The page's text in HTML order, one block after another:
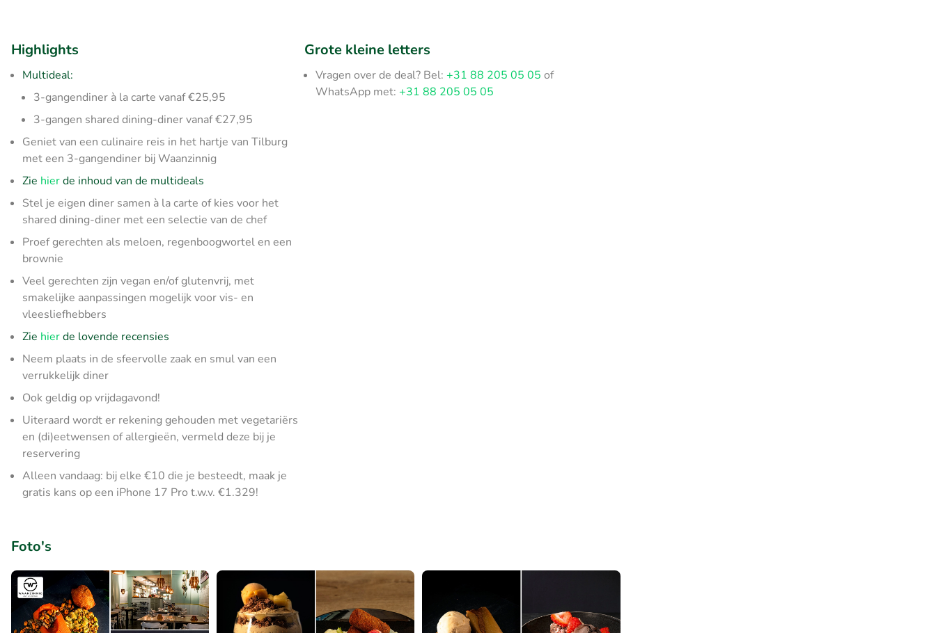
Highlights
Multideal:
3-gangendiner à la carte vanaf €25,95
3-gangen shared dining-diner vanaf €27,95
Geniet van een culinaire reis in het hartje van Tilburg
met een 3-gangendiner bij Waanzinnig
Zie hierde inhoud van de multideals
Stel je eigen diner samen à la carte of kies voor het
shared dining-diner met een selectie van de chef
Proef gerechten als meloen, regenboogwortel en een
brownie
Veel gerechten zijn vegan en/of glutenvrij, met
smakelijke aanpassingen mogelijk voor vis- en
vleesliefhebbers
Zie hierde lovende recensies
Neem plaats in de sfeervolle zaak en smul van een
verrukkelijk diner
Ook geldig op vrijdagavond!
Uiteraard wordt er rekening gehouden met vegetariërs
en (di)eetwensen of allergieën, vermeld deze bij je
reservering
Alleen vandaag: bij elke €10 die je besteedt, maak je
gratis kans op een iPhone 17 Pro t.w.v. €1.329!
Grote kleine letters
Vragen over de deal? Bel:+31 88 205 05 05 of
WhatsApp met:+31 88 205 05 05
Foto's